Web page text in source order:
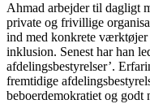
Ahmad arbejder til dagligt
private og frivillige
ind med konkrete
inklusion. Senest har han
afdelingsbestyrelser’.
fremtidige
beboerdemokratiet og godt